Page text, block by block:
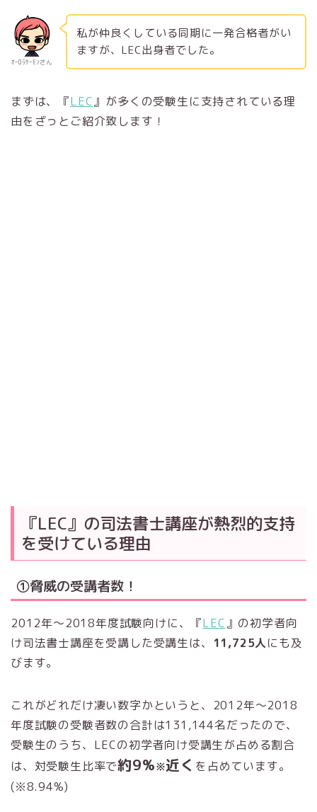
ｵｰﾛﾗｻｰﾓﾝさん
私が仲良くしている同期に一発合格者がい
ますが、LEC出身者でした。
まずは、『LEC』が多くの受験生に支持されている理
由をざっとご紹介致します！
『LEC』の司法書士講座が熱烈的支持
を受けている理由
①脅威の受講者数！
2012年～2018年度試験向けに、『LEC』の初学者向
け司法書士講座を受講した受講生は、
11,725人にも及
びます。
これがどれだけ凄い数字かというと、2012年～2018
年度試験の受験者数の合計は131,144名だったので、
受験生のうち、LECの初学者向け受講生が占める割合
は、対受験生比率で約9%※近く を占めています。
(※8.94%)